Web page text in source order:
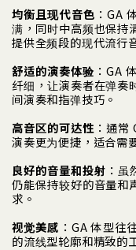
均衡且现代音色 ：GA
满，同时中高频也保持
提供全频段的现代流行
舒适的演奏体验：GA
纤细，让演奏者在弹奏
间演奏和指弹技巧。
高音区的可达性 ：通
演奏更为便捷，适合需
良好的音量和投射 ：
仍能保持较好的音量和
求。
视觉美感 ：GA 体型往
的流线型轮廓和精致的